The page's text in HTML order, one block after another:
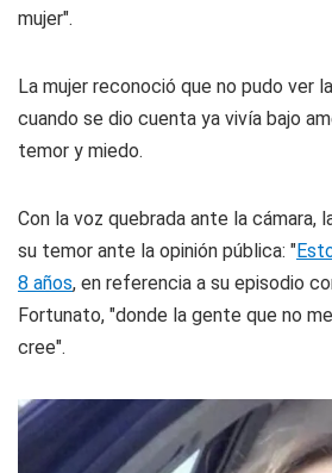
mujer".
La mujer reconoció que no pudo ver
cuando se dio cuenta ya vivía bajo
temor y miedo.
Con la voz quebrada ante la cámara,
su temor ante la opinión pública: "
8 años, en referencia a su episodio
Fortunato, "donde la gente que no
cree".